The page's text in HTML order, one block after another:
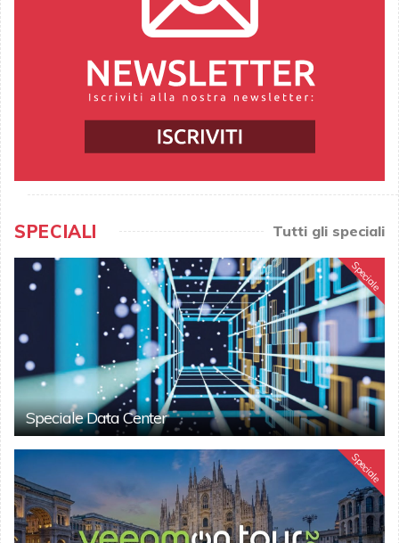
SPECIALI Tutti gli speciali
Speciale
Speciale Data Center
Speciale